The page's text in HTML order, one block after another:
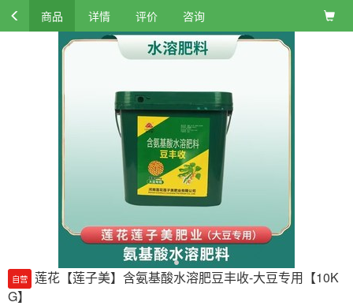
商品 详情 评价 咨询
自营 莲花【莲子美】含氨基酸水溶肥豆丰收-大豆专用【10K
G】